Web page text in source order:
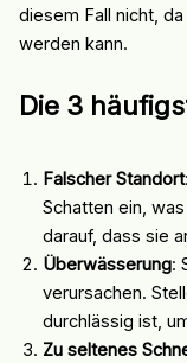
diesem Fall nicht,
werden kann.
Die 3
Falscher Standort
Schatten ein,
darauf, dass sie
Überwässerung:
verursachen.
durchlässig ist,
Zu seltenes